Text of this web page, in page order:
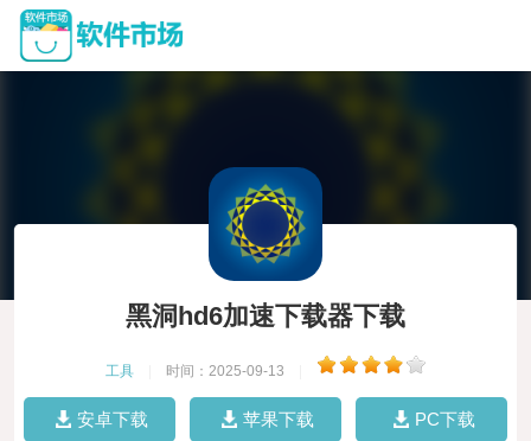
黑洞hd6加速下载器下载
工具 时间：2025-09-13
安卓下载 苹果下载 PC下载